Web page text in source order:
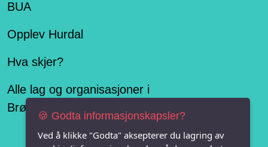
BUA
Opplev Hurdal
Hva skjer?
Alle lag og organisasjoner i
Brønnøysundregisteret
🍪 Godta informasjonskapsler?
Ved å klikke "Godta" aksepterer du lagring av